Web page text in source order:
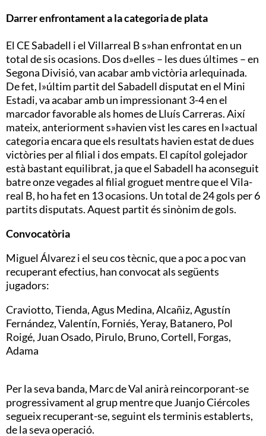
Darrer enfrontament a la categoria de plata
El CE Sabadell i el Villarreal B s»han enfrontat en un
total de sis ocasions. Dos d»elles – les dues últimes – en
Segona Divisió, van acabar amb victòria arlequinada.
De fet, l»últim partit del Sabadell disputat en el Mini
Estadi, va acabar amb un impressionant 3-4 en el
marcador favorable als homes de Lluís Carreras. Així
mateix, anteriorment s»havien vist les cares en l»actual
categoria encara que els resultats havien estat de dues
victòries per al filial i dos empats. El capítol golejador
està bastant equilibrat, ja que el Sabadell ha aconseguit
batre onze vegades al filial groguet mentre que el Vila-
real B, ho ha fet en 13 ocasions. Un total de 24 gols per 6
partits disputats. Aquest partit és sinònim de gols.
Convocatòria
Miguel Álvarez i el seu cos tècnic, que a poc a poc van
recuperant efectius, han convocat als següents
jugadors:
Craviotto, Tienda, Agus Medina, Alcañiz, Agustín
Fernández, Valentín, Forniés, Yeray, Batanero, Pol
Roigé, Juan Osado, Pirulo, Bruno, Cortell, Forgas,
Adama
Per la seva banda, Marc de Val anirà reincorporant-se
progressivament al grup mentre que Juanjo Ciércoles
segueix recuperant-se, seguint els terminis establerts,
de la seva operació.